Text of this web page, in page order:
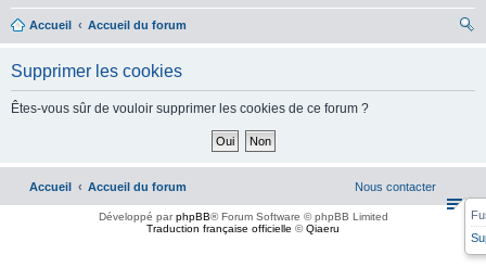
Accueil
Accueil du forum
Supprimer les cookies
Êtes-vous sûr de vouloir supprimer les cookies de ce forum ?
Accueil Accueil du forum Nous contacter
Développé parphpBB® Forum Software © phpBB Limited
Traduction française officielle ©Qiaeru